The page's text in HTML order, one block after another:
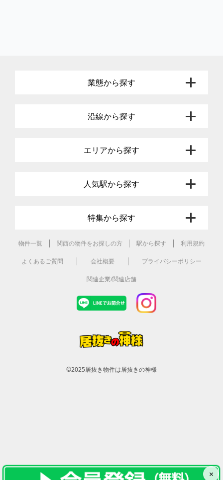
業態から探す
沿線から探す
エリアから探す
人気駅から探す
特集から探す
物件一覧 関西の物件をお探しの方 駅から探す 利用規約
よくあるご質問 会社概要 プライバシーポリシー
関連企業/関連店舗
©2025居抜き物件は居抜きの神様
×